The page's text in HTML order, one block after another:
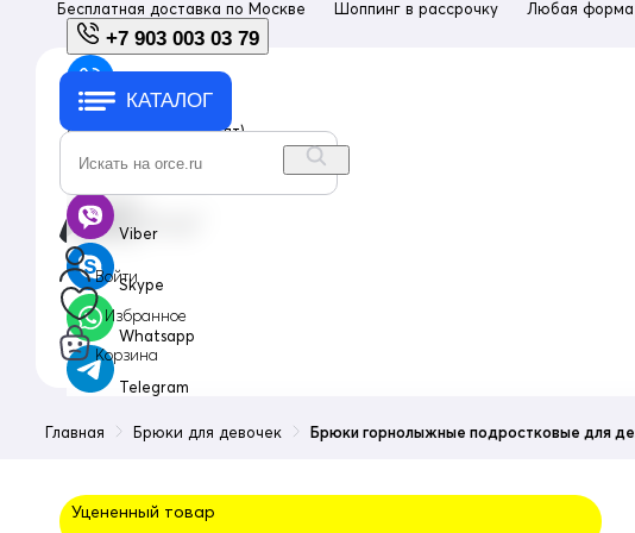
Бесплатная доставка по Москве Шоппинг в рассрочку Любая форма
+7 903 003 03 79
+7 903 003 03 79
с 10:00 до 18:00 (пн-пт)
Viber
Skype
Whatsapp
Telegram
КАТАЛОГ
Войти
Избранное
Корзина
Главная Брюки для девочек Брюки горнолыжные подростковые для
Уцененный товар